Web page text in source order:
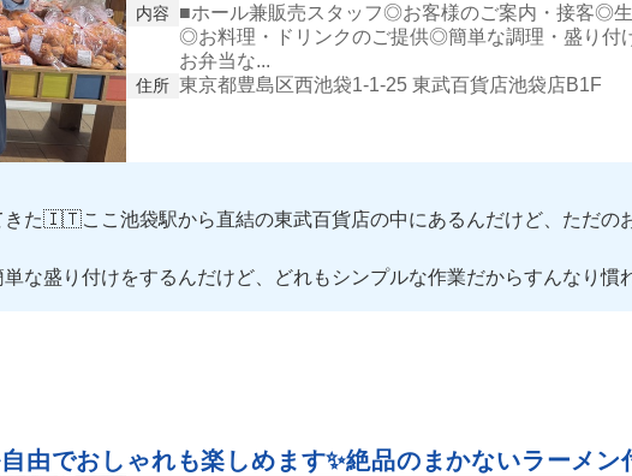
内容
■ホール兼販売スタッフ◎お客様のご案内・接客◎
◎お料理・ドリンクのご提供◎簡単な調理・盛り
お弁当な...
住所 東京都豊島区西池袋1-1-25 東武百貨店池袋店B1F
た🇮🇹ここ池袋駅から直結の東武百貨店の中にあるんだけど、ただの
な盛り付けをするんだけど、どれもシンプルな作業だからすんなり
たちから甘やかされて毎日楽しいこと間違いなし🤣💖
由でおしゃれも楽しめます✨絶品のまかないラーメ